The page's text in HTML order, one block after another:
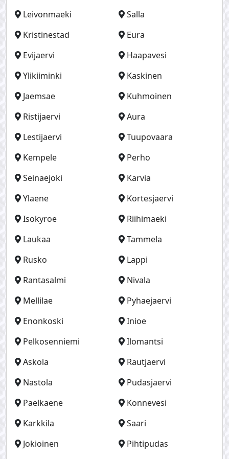
Leivonmaeki
Salla
Kristinestad
Eura
Evijaervi
Haapavesi
Ylikiiminki
Kaskinen
Jaemsae
Kuhmoinen
Ristijaervi
Aura
Lestijaervi
Tuupovaara
Kempele
Perho
Seinaejoki
Karvia
Ylaene
Kortesjaervi
Isokyroe
Riihimaeki
Laukaa
Tammela
Rusko
Lappi
Rantasalmi
Nivala
Mellilae
Pyhaejaervi
Enonkoski
Inioe
Pelkosenniemi
Ilomantsi
Askola
Rautjaervi
Nastola
Pudasjaervi
Paelkaene
Konnevesi
Karkkila
Saari
Jokioinen
Pihtipudas